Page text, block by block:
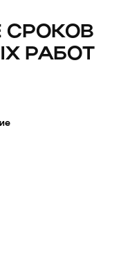
СРОКОВ
РАБОТ